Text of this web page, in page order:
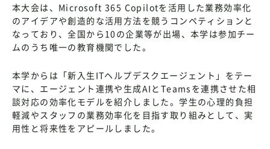
本大会は、Microsoft 365 Copilotを活用した業務効率化
のアイデアや創造的な活用方法を競うコンペティションと
なっており、全国から10の企業等が出場、本学は参加チー
ムのうち唯一の教育機関でした。
本学からは「新入生ITヘルプデスクエージェント」をテー
マに、エージェント連携や生成AIとTeamsを連携させた相
談対応の効率化モデルを紹介しました。学生の心理的負担
軽減やスタッフの業務効率化を目指す取り組みとして、実
用性と将来性をアピールしました。